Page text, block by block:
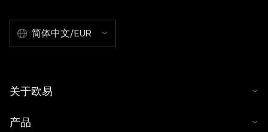
简体中文/EUR
关于欧易
产品